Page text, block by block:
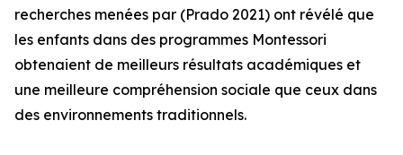
recherches menées par (Prado 2021) ont révélé que
les enfants dans des programmes Montessori
obtenaient de meilleurs résultats académiques et
une meilleure compréhension sociale que ceux dans
des environnements traditionnels.